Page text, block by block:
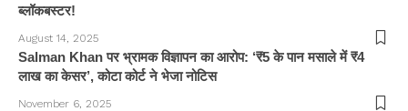
ब्लॉकबस्टर!
August 14, 2025
Salman Khan पर भ्रामक विज्ञापन का आरोप: ‘₹5 के पान मसाले में ₹4
लाख का केसर’, कोटा कोर्ट ने भेजा नोटिस
November 6, 2025